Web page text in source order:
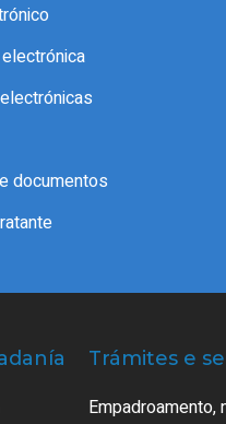
documentos
Trámites e
Empadroamento,